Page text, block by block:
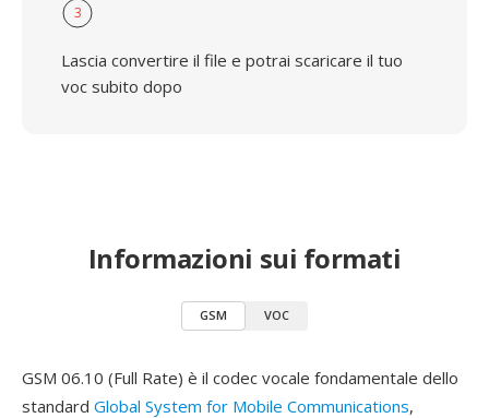
3
Lascia convertire il file e potrai scaricare il tuo
voc subito dopo
Informazioni sui formati
GSM VOC
GSM 06.10 (Full Rate) è il codec vocale fondamentale dello
standard Global System for Mobile Communications,